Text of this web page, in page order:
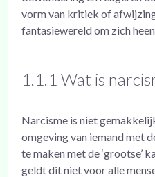
vorm van kritiek of
fantasiewereld om zich
1.1.1 Wat is
Narcisme is niet
omgeving van iemand met
te maken met de ‘grootse’
geldt dit niet voor alle